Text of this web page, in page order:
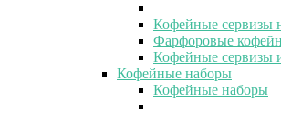
Кофейные сервизы
Фарфоровые
Кофейные сервизы
Кофейные наборы
Кофейные наборы